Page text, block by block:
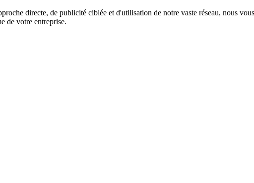
directe, de publicité ciblée et d'utilisation de notre vaste réseau, nous
de votre entreprise.